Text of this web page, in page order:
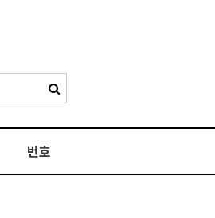
번호